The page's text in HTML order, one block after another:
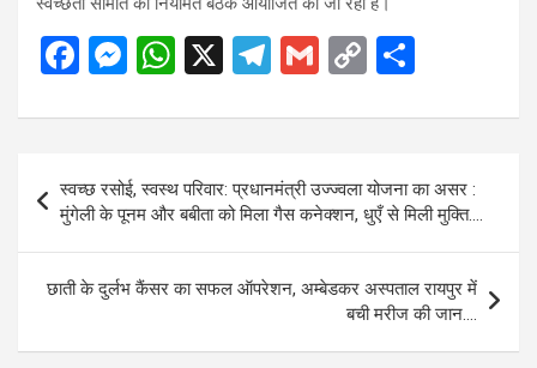
F
ce
o
o
k
M
se
n
g
er
W
at
s
A
p
p
X
T
e
gr
a
m
G
ail
C
py
Li
n
k
ar
navigation
स्वच्छ रसोई, स्वस्थ परिवार: प्रधानमंत्री उज्ज्वला योजना का असर :
मुंगेली के पूनम और बबीता को मिला गैस कनेक्शन, धुएँ से मिली मुक्ति….
छाती के दुर्लभ कैंसर का सफल ऑपरेशन, अम्बेडकर अस्पताल रायपुर में
बची मरीज की जान….